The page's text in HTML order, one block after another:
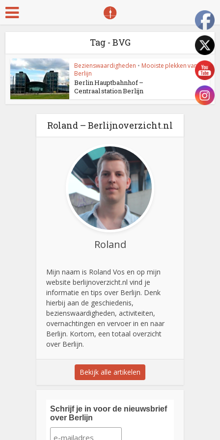
Tag - BVG
Bezienswaardigheden • Mooiste plekken van
Berlijn
Berlin Hauptbahnhof –
Centraal station Berlijn
Roland – Berlijnoverzicht.nl
Roland
Mijn naam is Roland Vos en op mijn
website berlijnoverzicht.nl vind je
informatie en tips over Berlijn. Denk
hierbij aan de geschiedenis,
bezienswaardigheden, activiteiten,
overnachtingen en vervoer in en naar
Berlijn. Kortom, een totaal overzicht
over Berlijn.
Bekijk alle artikelen
Schrijf je in voor de nieuwsbrief
over Berlijn